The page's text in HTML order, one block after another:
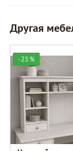
Другая
-25%